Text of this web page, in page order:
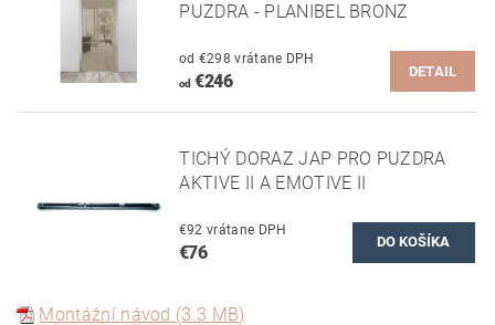
PUZDRA - PLANIBEL BRONZ
od €298 vrátane DPH
od€246 DETAIL
TICHÝ DORAZ JAP PRO PUZDRA
AKTIVE II A EMOTIVE II
€92 vrátane DPH
€76
Montážní návod (3.3 MB)